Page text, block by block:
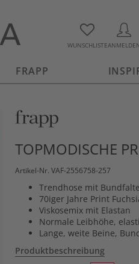
WUNSCHLISTE
FRAPP
TOPMODISCHE
Artikel-Nr. VAF-2556758-257
Trendhose mit Bundfalte
70iger Jahre Print
Viskosemix mit Elastan
Normale Leibhöhe,
Lange, weite Beine,
Produktbeschreibung